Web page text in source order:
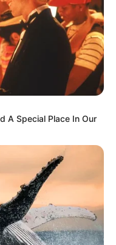
A Special Place In Our